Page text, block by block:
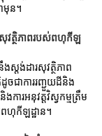
មុន។
វត្ថិភាពរបស់ពហុកីឡ
ស្តង់ដារសុវត្ថិភាព
ចជាការរញ្ជួយដីនិង
ារអនុវត្តវិស្វកម្មត្រឹម
ពហុកីឡដ្ឋាន។